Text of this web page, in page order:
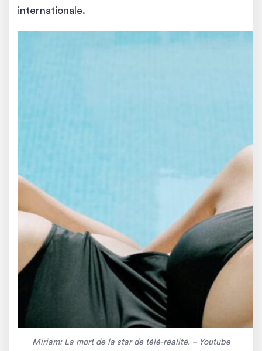
internationale.
Miriam: La mort de la star de télé-réalité. – Youtube